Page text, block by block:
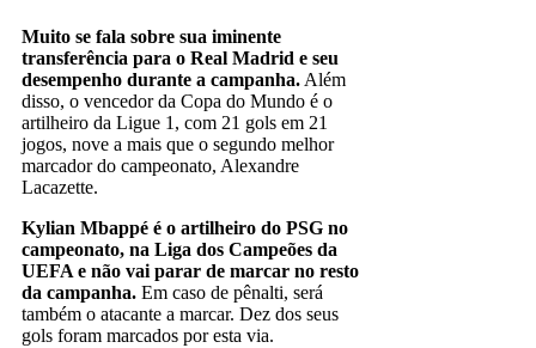
Muito se fala sobre sua iminente
transferência para o Real Madrid e seu
desempenho durante a campanha.Além
disso, o vencedor da Copa do Mundo é o
artilheiro da Ligue 1, com 21 gols em 21
jogos, nove a mais que o segundo melhor
marcador do campeonato, Alexandre
Lacazette.
Kylian Mbappé é o artilheiro do PSG no
campeonato, na Liga dos Campeões da
UEFA e não vai parar de marcar no resto
da campanha. Em caso de pênalti, será
também o atacante a marcar. Dez dos seus
gols foram marcados por esta via.